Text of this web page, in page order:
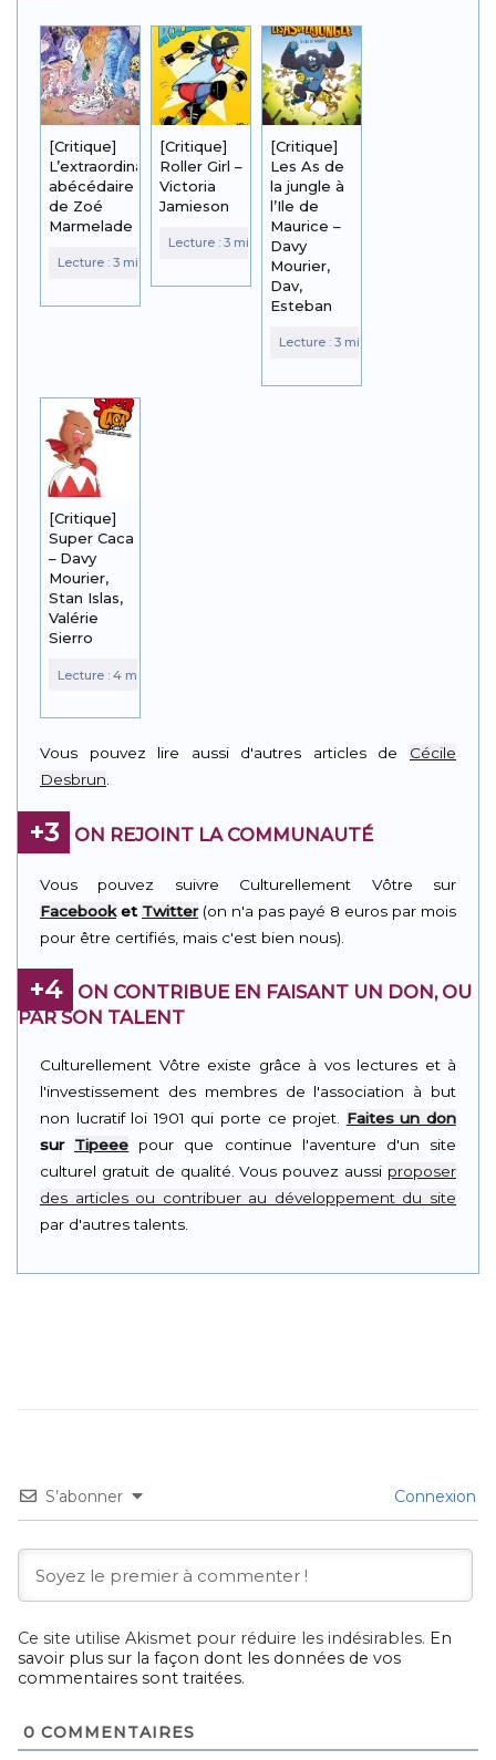
[Critique]
L’extraordinaire
abécédaire
de Zoé
Marmelade
[Critique]
Roller Girl –
Victoria
Jamieson
[Critique]
Les As de
la jungle à
l’Ile de
Maurice –
Davy
Mourier,
Dav,
Esteban
[Critique]
Super Caca
– Davy
Mourier,
Stan Islas,
Valérie
Sierro
Vous pouvez lire aussi d'autres articles de Cécile
Desbrun
+3 ON REJOINT LA COMMUNAUTÉ
Vous pouvez suivre Culturellement Vôtre sur
Facebooket Twitter(on n'a pas payé 8 euros par mois
pour être certifiés, mais c'est bien nous).
+4
ON CONTRIBUE EN FAISANT UN DON, OU
PAR SON TALENT
Culturellement Vôtre existe grâce à vos lectures et à
l'investissement des membres de l'association à but
non lucratif loi 1901 qui porte ce projet. Faites un don
sur Tipeee pour que continue l'aventure d'un site
culturel gratuit de qualité. Vous pouvez aussi proposer
des articles ou contribuer au développement du site
par d'autres talents.
S’abonner Connexion
Ce site utilise Akismet pour réduire les indésirables. En
savoir plus sur la façon dont les données de vos
commentaires sont traitées.
0 COMMENTAIRES